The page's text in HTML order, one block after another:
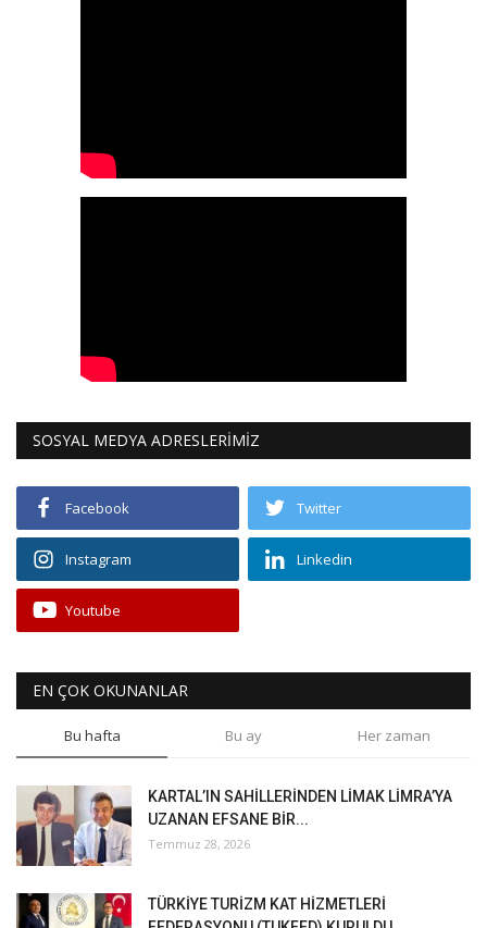
SOSYAL MEDYA ADRESLERİMİZ
Facebook Twitter
Instagram Linkedin
Youtube
EN ÇOK OKUNANLAR
Bu hafta Bu ay Her zaman
KARTAL’IN SAHİLLERİNDEN LİMAK LİMRA’YA
UZANAN EFSANE BİR...
Temmuz 28, 2026
TÜRKİYE TURİZM KAT HİZMETLERİ